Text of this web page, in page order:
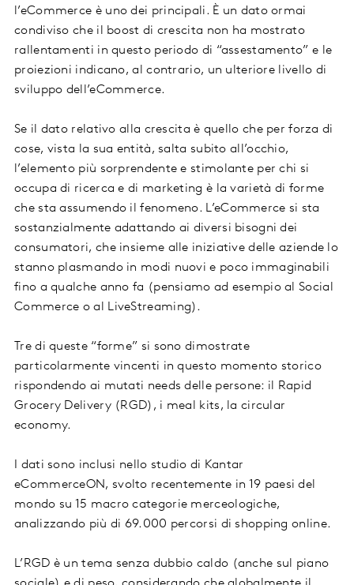
l’eCommerce è uno dei principali. È un dato ormai
condiviso che il boost di crescita non ha mostrato
rallentamenti in questo periodo di “assestamento” e le
proiezioni indicano, al contrario, un ulteriore livello di
sviluppo dell’eCommerce.
Se il dato relativo alla crescita è quello che per forza di
cose, vista la sua entità, salta subito all’occhio,
l’elemento più sorprendente e stimolante per chi si
occupa di ricerca e di marketing è la varietà di forme
che sta assumendo il fenomeno. L’eCommerce si sta
sostanzialmente adattando ai diversi bisogni dei
consumatori, che insieme alle iniziative delle aziende lo
stanno plasmando in modi nuovi e poco immaginabili
fino a qualche anno fa (pensiamo ad esempio al Social
Commerce o al LiveStreaming).
Tre di queste “forme” si sono dimostrate
particolarmente vincenti in questo momento storico
rispondendo ai mutati needs delle persone: il Rapid
Grocery Delivery (RGD), i meal kits, la circular
economy.
I dati sono inclusi nello studio di Kantar
eCommerceON, svolto recentemente in 19 paesi del
mondo su 15 macro categorie merceologiche,
analizzando più di 69.000 percorsi di shopping online.
L’RGD è un tema senza dubbio caldo (anche sul piano